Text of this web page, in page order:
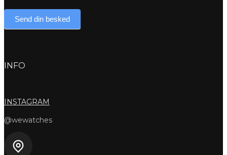
Send din besked
INFO
INSTAGRAM
@wewatches